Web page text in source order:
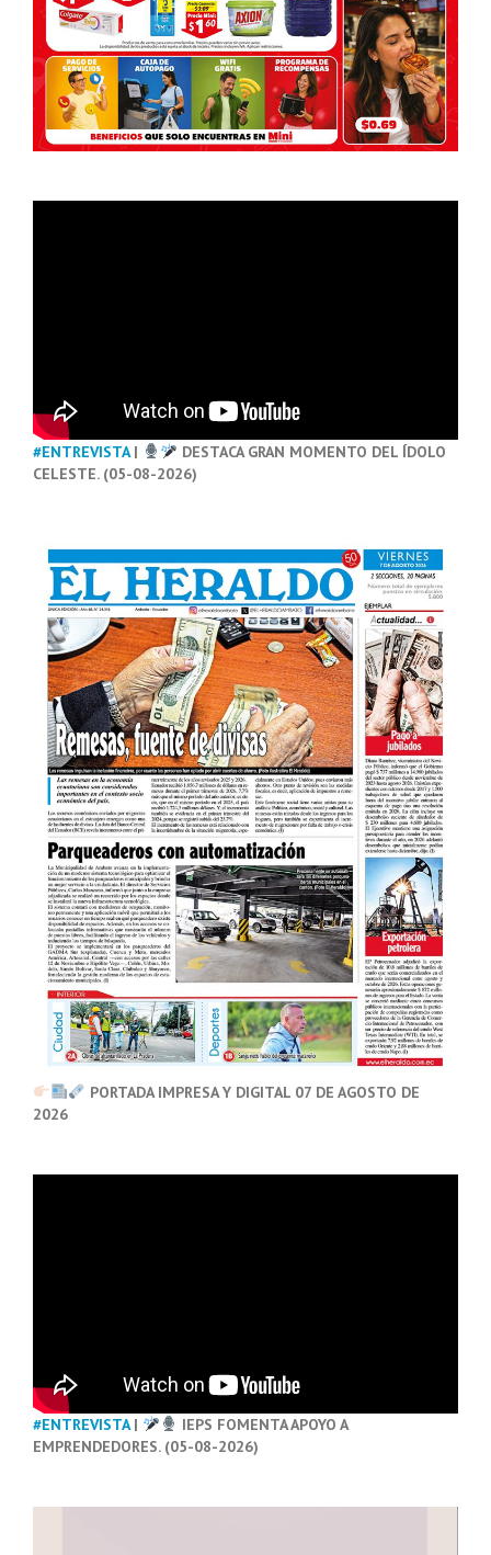
#ENTREVISTA|
DESTACA GRAN MOMENTO DEL ÍDOLO
CELESTE. (05-08-2026)
PORTADA IMPRESA Y DIGITAL 07 DE AGOSTO DE
2026
#ENTREVISTA|
IEPS FOMENTA APOYO A
EMPRENDEDORES. (05-08-2026)